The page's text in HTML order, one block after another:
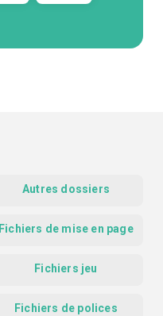
Autres dossiers
Fichiers de mise en page
Fichiers jeu
Fichiers de polices